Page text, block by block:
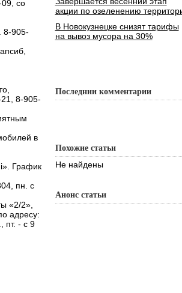
со
8-905-
8-905-
в
График
пн. с
«2/2»,
адресу:
пт. - с 9
акции по озеленению
В Новокузнецке снизят тарифы
на вывоз мусора на 30%
Последнии комментарии
Похожие статьи
Не найдены
Анонс статьи